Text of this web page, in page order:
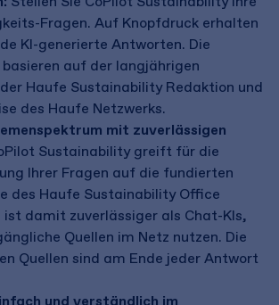
Fragen. Auf Knopfdruck erhalten
KI-generierte Antworten. Die
auf der langjährigen
Haufe Sustainability Redaktion und
des Haufe Netzwerks.
mit zuverlässigen
Sustainability greift für die
Ihrer Fragen auf die fundierten
des Haufe Sustainability Office
ist damit zuverlässiger als Chat-Kls,
Quellen im Netz nutzen. Die
Quellen sind am Ende jeder Antwort
und verständlich im